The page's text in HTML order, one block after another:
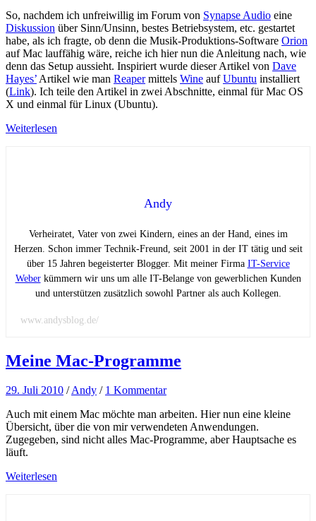
So, nachdem ich unfreiwillig im Forum von Synapse Audio eine
Diskussion über Sinn/Unsinn, bestes Betriebsystem, etc. gestartet
habe, als ich fragte, ob denn die Musik-Produktions-Software Orion
auf Mac lauffähig wäre, reiche ich hier nun die Anleitung nach, wie
denn das Setup aussieht. Inspiriert wurde dieser Artikel von Dave
Hayes’ Artikel wie man Reapermittels Wine aufUbuntu installiert
(Link). Ich teile den Artikel in zwei Abschnitte, einmal für Mac OS
X und einmal für Linux (Ubuntu).
Weiterlesen
Andy
Verheiratet, Vater von zwei Kindern, eines an der Hand, eines im
Herzen. Schon immer Technik-Freund, seit 2001 in der IT tätig und seit
über 15 Jahren begeisterter Blogger. Mit meiner Firma IT-Service
Weberkümmern wir uns um alle IT-Belange von gewerblichen Kunden
und unterstützen zusätzlich sowohl Partner als auch Kollegen.
www.andysblog.de/
Meine Mac-Programme
29. Juli 2010 /Andy / 1 Kommentar
Auch mit einem Mac möchte man arbeiten. Hier nun eine kleine
Übersicht, über die von mir verwendeten Anwendungen.
Zugegeben, sind nicht alles Mac-Programme, aber Hauptsache es
läuft.
Weiterlesen